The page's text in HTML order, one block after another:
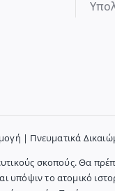
| Πνευματικά
σκοπούς. Θα
το ατομικό